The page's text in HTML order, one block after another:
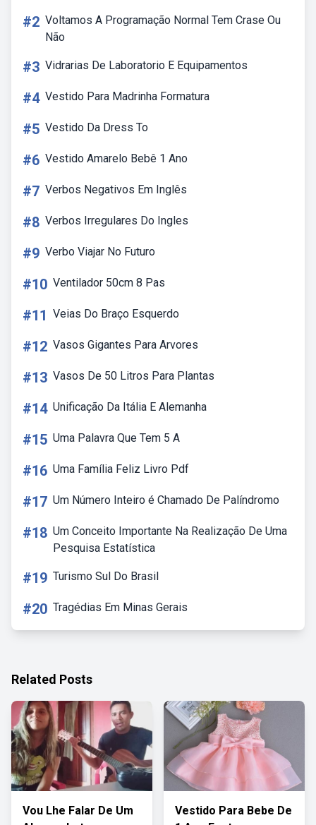
#2 Voltamos A Programação Normal Tem Crase Ou
Não
#3 Vidrarias De Laboratorio E Equipamentos
#4 Vestido Para Madrinha Formatura
#5 Vestido Da Dress To
#6 Vestido Amarelo Bebê 1 Ano
#7 Verbos Negativos Em Inglês
#8 Verbos Irregulares Do Ingles
#9 Verbo Viajar No Futuro
#10 Ventilador 50cm 8 Pas
#11 Veias Do Braço Esquerdo
#12 Vasos Gigantes Para Arvores
#13 Vasos De 50 Litros Para Plantas
#14 Unificação Da Itália E Alemanha
#15 Uma Palavra Que Tem 5 A
#16 Uma Família Feliz Livro Pdf
#17 Um Número Inteiro é Chamado De Palíndromo
#18 Um Conceito Importante Na Realização De Uma
Pesquisa Estatística
#19 Turismo Sul Do Brasil
#20 Tragédias Em Minas Gerais
Related Posts
Vou Lhe Falar De Um
Vestido Para Bebe De